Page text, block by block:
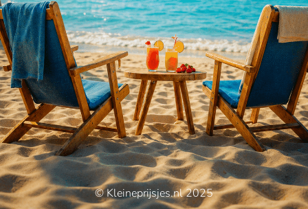
© Kleineprijsjes.nl 2025